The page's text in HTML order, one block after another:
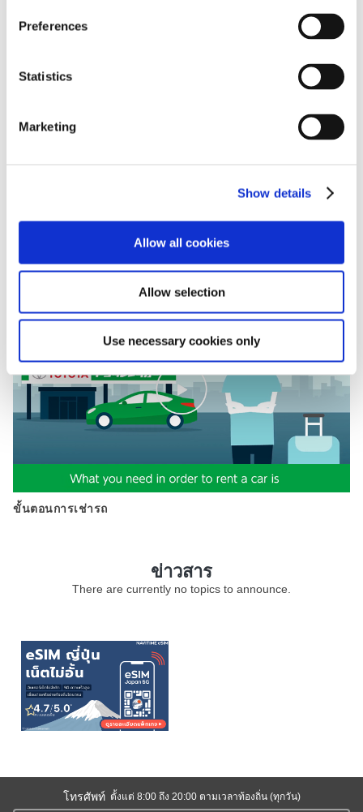
Preferences
Statistics
Marketing
Show details
Allow all cookies
Allow selection
Use necessary cookies only
บริการสนับสนุนหลายภาษา
กฎจราจร
ขั้นตอนการเช่ารถ
ข่าวสาร
There are currently no topics to announce.
โทรศัพท์ ตั้งแต่ 8:00 ถึง 20:00 ตามเวลาท้องถิ่น (ทุกวัน)